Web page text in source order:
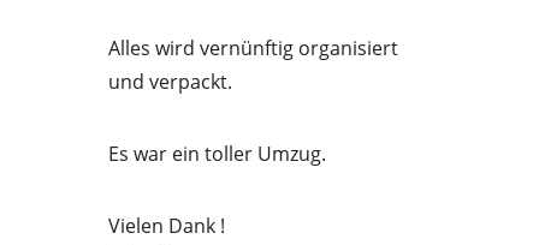
t
o
5
Alles wird vernünftig organisiert
und verpackt.
Es war ein toller Umzug.
Vielen Dank !